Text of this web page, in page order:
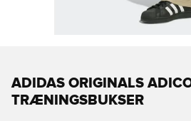
ADIDAS ORIGINALS
TRÆNINGSBUKSER